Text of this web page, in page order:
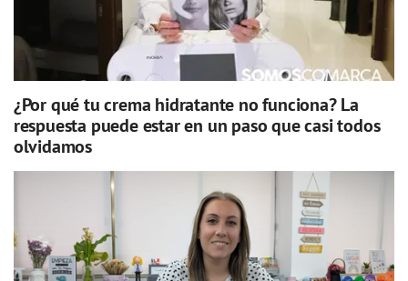
¿Por qué tu crema hidratante no funciona? La
respuesta puede estar en un paso que casi todos
olvidamos